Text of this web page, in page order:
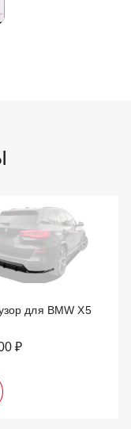
для BMW X5
₽